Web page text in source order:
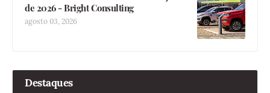
de 2026 - Bright Consulting
agosto 03, 2026
Destaques